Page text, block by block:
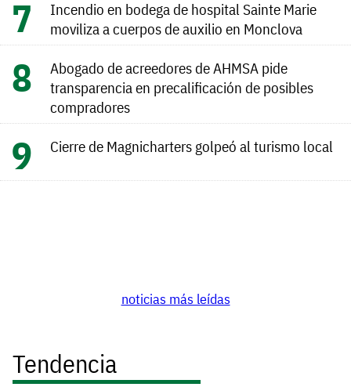
Incendio en bodega de hospital Sainte Marie
moviliza a cuerpos de auxilio en Monclova
Abogado de acreedores de AHMSA pide
transparencia en precalificación de posibles
compradores
Cierre de Magnicharters golpeó al turismo local
noticias más leídas
Tendencia